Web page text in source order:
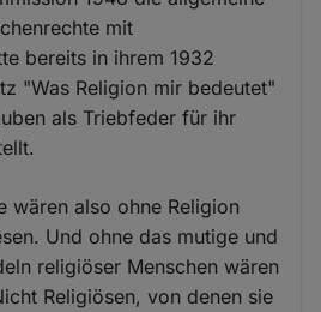
mit
bereits in ihrem 1932
"Was Religion mir bedeutet"
als Triebfeder für ihr
wären also ohne Religion
Und ohne das mutige und
religiöser Menschen wären
Religiösen, von denen sie